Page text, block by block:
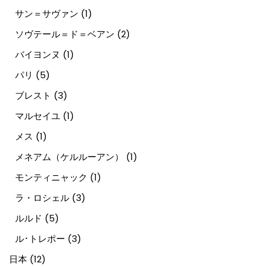
サン＝サヴァン (1)
ソヴテール＝ド＝ベアン (2)
バイヨンヌ (1)
パリ (5)
ブレスト (3)
マルセイユ (1)
メス (1)
メネアム（ケルルーアン）
(1)
モンティニャック (1)
ラ・ロシェル (3)
ルルド (5)
ル･トレポー (3)
日本 (12)